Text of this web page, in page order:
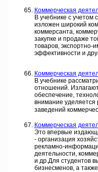
Коммерческая
В учебнике с
изложен широкий
коммерсанта,
закупке и продаже
товаров, экспортно-
эффективности и
Коммерческая
В учебнике
отношений.
обеспечение,
внимание уделяется
заведений
Коммерческая
Это впервые
- организация
рекламно-
деятельности,
и др.Для студентов
бизнесменов, а